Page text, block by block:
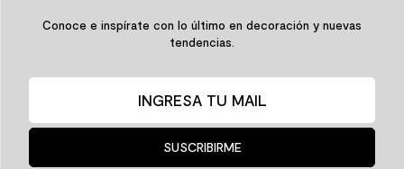
Conoce e inspírate con lo último en decoración y nuevas
tendencias.
SUSCRIBIRME